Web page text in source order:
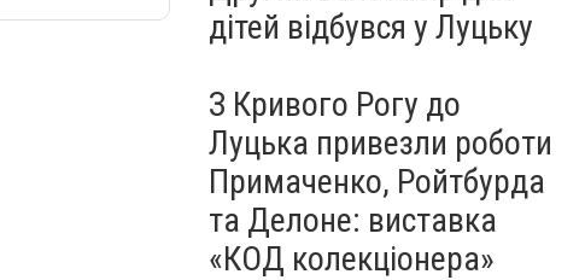
дітей відбувся у Луцьку
З Кривого Рогу до
Луцька привезли роботи
Примаченко, Ройтбурда
та Делоне: виставка
«КОД колекціонера»